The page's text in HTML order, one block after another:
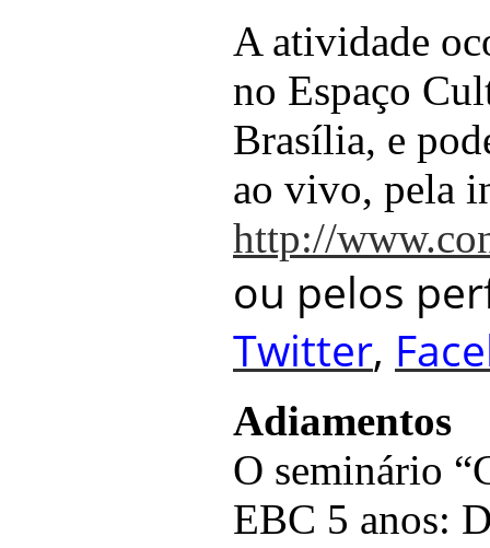
A atividade
no Espaço
Brasília, e
ao vivo, pela
http://
ou pelos
Twitter,
Adiamentos
O seminário
EBC 5 anos: